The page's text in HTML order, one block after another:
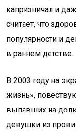
капризничал и
считает, что
популярности и
в раннем детстве.
В 2003 году на
жизнь»,
выпавших на
девушки из